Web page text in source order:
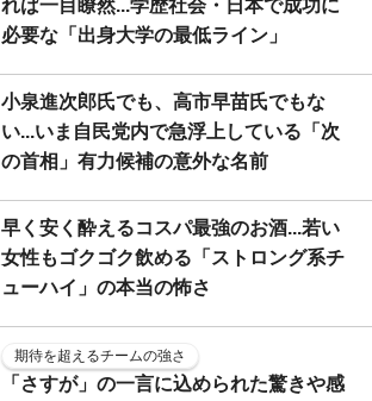
れば一目瞭然...学歴社会・日本で成功に
必要な「出身大学の最低ライン」
小泉進次郎氏でも、高市早苗氏でもな
い...いま自民党内で急浮上している「次
の首相」有力候補の意外な名前
早く安く酔えるコスパ最強のお酒...若い
女性もゴクゴク飲める「ストロング系チ
ューハイ」の本当の怖さ
期待を超えるチームの強さ
「さすが」の一言に込められた驚きや感